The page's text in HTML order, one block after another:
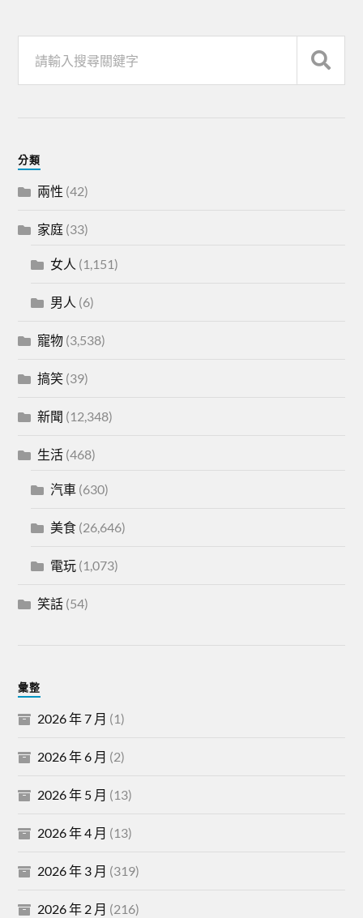
分類
兩性 (42)
家庭 (33)
女人 (1,151)
男人 (6)
寵物 (3,538)
搞笑 (39)
新聞 (12,348)
生活 (468)
汽車 (630)
美食 (26,646)
電玩 (1,073)
笑話 (54)
彙整
2026 年 7 月 (1)
2026 年 6 月 (2)
2026 年 5 月 (13)
2026 年 4 月 (13)
2026 年 3 月 (319)
2026 年 2 月 (216)